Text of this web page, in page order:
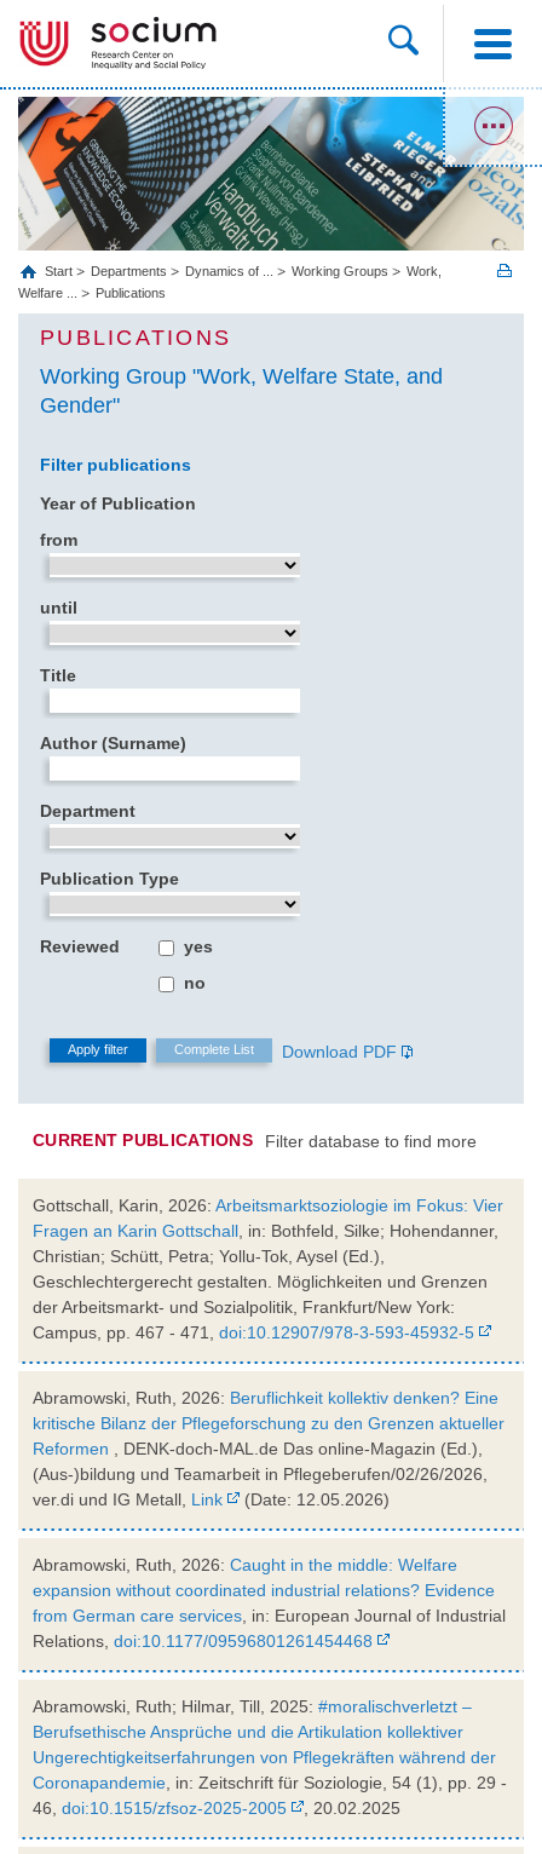
Start Departments Dynamics of ... Working Groups
Work,
Welfare ...
Publications
PUBLICATIONS
Working Group "Work, Welfare State, and
Gender"
Filter publications
Year of Publication
from
until
Title
Author (Surname)
Department
Publication Type
Reviewed
yes
no
Download PDF
CURRENT PUBLICATIONS Filter database to find more
Gottschall, Karin, 2026: Arbeitsmarktsoziologie im Fokus: Vier
Fragen an Karin Gottschall , in: Bothfeld, Silke; Hohendanner,
Christian; Schütt, Petra; Yollu-Tok, Aysel (Ed.),
Geschlechtergerecht gestalten. Möglichkeiten und Grenzen
der Arbeitsmarkt- und Sozialpolitik, Frankfurt/New York:
Campus, pp. 467 - 471, doi:10.12907/978-3-593-45932-5
Abramowski, Ruth, 2026: Beruflichkeit kollektiv denken? Eine
kritische Bilanz der Pflegeforschung zu den Grenzen aktueller
Reformen
, DENK-doch-MAL.de Das online-Magazin (Ed.),
(Aus-)bildung und Teamarbeit in Pflegeberufen/02/26/2026,
ver.di und IG Metall, Link (Date: 12.05.2026)
Abramowski, Ruth, 2026: Caught in the middle: Welfare
expansion without coordinated industrial relations? Evidence
from German care services , in: European Journal of Industrial
Relations, doi:10.1177/09596801261454468
Abramowski, Ruth; Hilmar, Till, 2025: #moralischverletzt –
Berufsethische Ansprüche und die Artikulation kollektiver
Ungerechtigkeitserfahrungen von Pflegekräften während der
Coronapandemie , in: Zeitschrift für Soziologie, 54 (1), pp. 29 -
46, doi:10.1515/zfsoz-2025-2005 , 20.02.2025